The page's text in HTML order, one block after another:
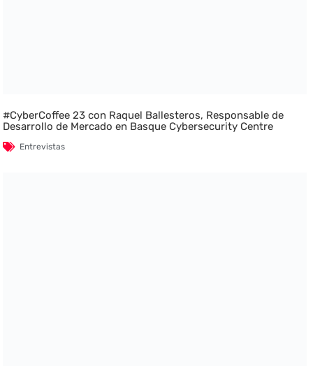
#CyberCoffee 23 con Raquel Ballesteros, Responsable de
Desarrollo de Mercado en Basque Cybersecurity Centre
Entrevistas